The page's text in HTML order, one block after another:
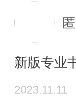
新版专业
2023.11.11